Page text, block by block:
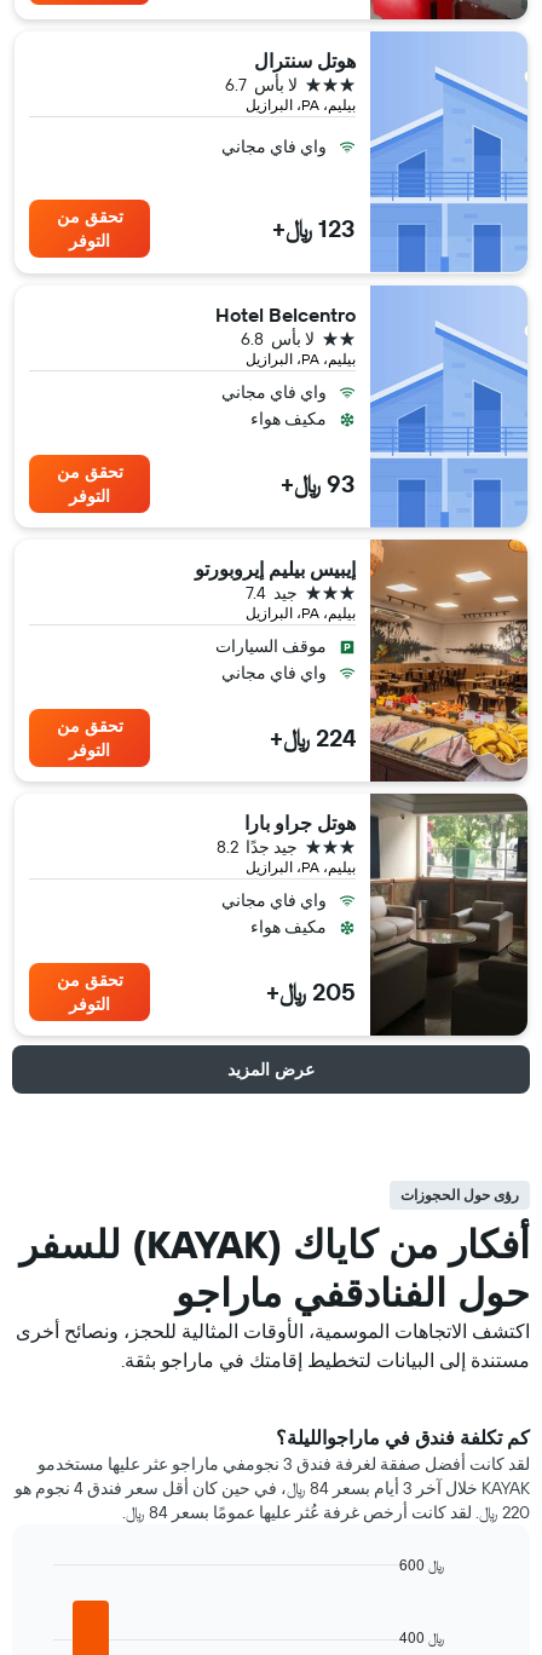
هوتل سنترال
بيليم، PA، البرازيل
6.7 لا بأس 3 نجوم
واي فاي مجاني
123 ﷼+
تحقق من
التوفر
Hotel Belcentro
بيليم، PA، البرازيل
6.8 لا بأس 2 نجمتين
واي فاي مجاني
مكيف هواء
93 ﷼+
تحقق من
التوفر
إيبيس بيليم إيروبورتو
بيليم، PA، البرازيل
7.4 جيد 3 نجوم
موقف السيارات
واي فاي مجاني
224 ﷼+
تحقق من
التوفر
هوتل جراو بارا
بيليم، PA، البرازيل
8.2 جيد جدًا 3 نجوم
واي فاي مجاني
مكيف هواء
205 ﷼+
تحقق من
التوفر
عرض المزيد
رؤى حول الحجوزات
أفكار من كاياك (KAYAK) للسفر
حول الفنادقفي ماراجو
اكتشف الاتجاهات الموسمية، الأوقات المثالية للحجز، ونصائح أخرى
مستندة إلى البيانات لتخطيط إقامتك في ماراجو بثقة.
كم تكلفة فندق في ماراجوالليلة؟
لقد كانت أفضل صفقة لغرفة فندق 3 نجومفي ماراجو عثر عليها مستخدمو
KAYAK خلال آخر 3 أيام بسعر 84 ﷼، في حين كان أقل سعر فندق 4 نجوم هو
220 ﷼. لقد كانت أرخص غرفة عُثر عليها عمومًا بسعر 84 ﷼.
400 ﷼
600 ﷼